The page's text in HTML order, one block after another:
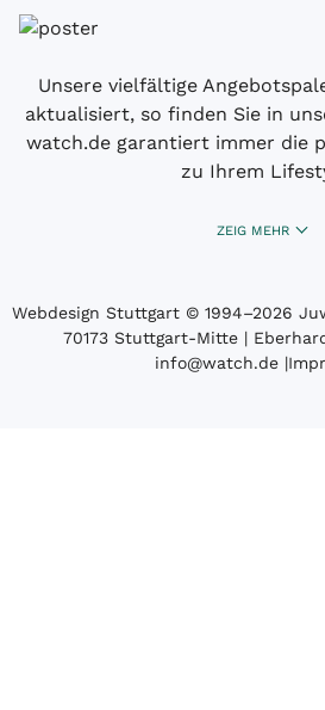
Unsere vielfältige
aktualisiert, so finden Sie in
watch.de garantiert immer die
zu Ihrem
ZEIG MEHR
Webdesign Stuttgart © 1994­–2026
70173 Stuttgart-Mitte |
info@watch.de |